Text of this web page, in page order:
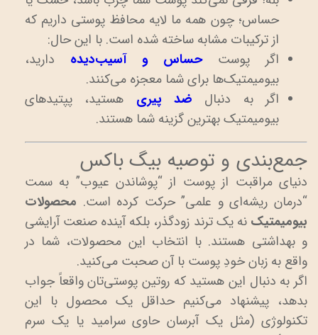
حساس؛ چون همه ما لایه محافظ پوستی داریم که
از ترکیبات مشابه ساخته شده است. با این حال:
اگر پوستحساس و آسیب‌دیده دارید،
بیومیمتیک‌ها برای شما معجزه می‌کنند.
اگر به دنبال ضد پیری هستید، پپتیدهای
بیومیمتیک بهترین گزینه شما هستند.
جمع‌بندی و توصیه بیگ باکس
دنیای مراقبت از پوست از “پوشاندن عیوب” به سمت
“درمان ریشه‌ای و علمی” حرکت کرده است. محصولات
بیومیمتیک نه یک ترند زودگذر، بلکه آینده صنعت آرایشی
و بهداشتی هستند. با انتخاب این محصولات، شما در
واقع به زبان خودِ پوست با آن صحبت می‌کنید.
اگر به دنبال این هستید که روتین پوستی‌تان واقعاً جواب
بدهد، پیشنهاد می‌کنیم حداقل یک محصول با این
تکنولوژی (مثل یک آبرسان حاوی سرامید یا یک سرم